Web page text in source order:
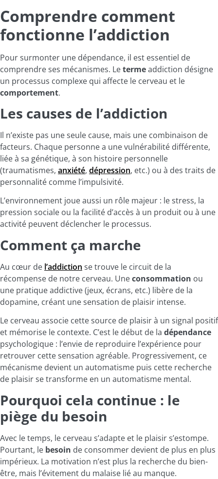
Comprendre comment
fonctionne l’addiction
Pour surmonter une dépendance, il est essentiel de
comprendre ses mécanismes. Letermeaddiction désigne
un processus complexe qui affecte le cerveau et le
comportement.
Les causes de l’addiction
Il n’existe pas une seule cause, mais une combinaison de
facteurs. Chaque personne a une vulnérabilité différente,
liée à sa génétique, à son histoire personnelle
(traumatismes, anxiété, dépression, etc.) ou à des traits de
personnalité comme l’impulsivité.
L’environnement joue aussi un rôle majeur : le stress, la
pression sociale ou la facilité d’accès à un produit ou à une
activité peuvent déclencher le processus.
Comment ça marche
Au cœur de l’addiction se trouve le circuit de la
récompense de notre cerveau. Uneconsommation ou
une pratique addictive (jeux, écrans, etc.) libère de la
dopamine, créant une sensation de plaisir intense.
Le cerveau associe cette source de plaisir à un signal positif
et mémorise le contexte. C’est le début de la dépendance
psychologique : l’envie de reproduire l’expérience pour
retrouver cette sensation agréable. Progressivement, ce
mécanisme devient un automatisme puis cette recherche
de plaisir se transforme en un automatisme mental.
Pourquoi cela continue : le
piège du besoin
Avec le temps, le cerveau s’adapte et le plaisir s’estompe.
Pourtant, le besoin de consommer devient de plus en plus
impérieux. La motivation n’est plus la recherche du bien-
être, mais l’évitement du malaise lié au manque.